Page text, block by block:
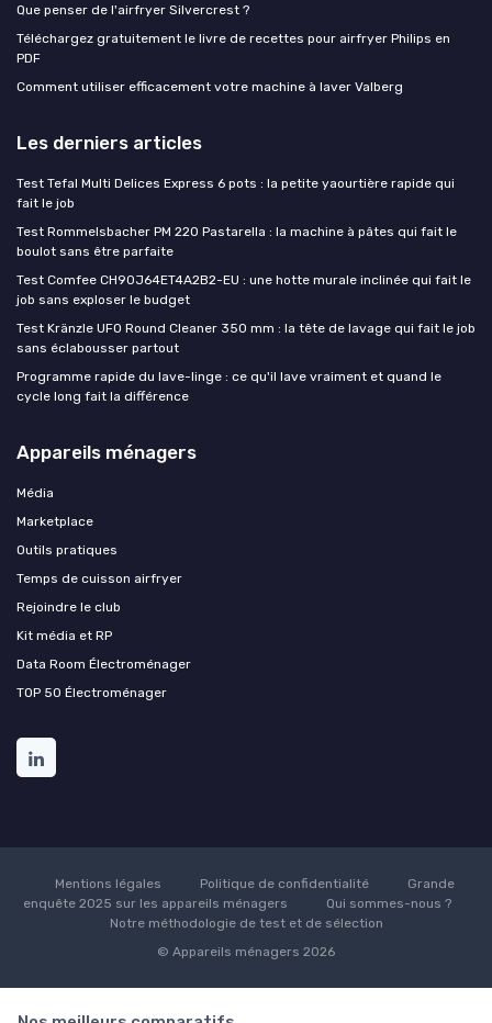
Que penser de l'airfryer Silvercrest ?
Téléchargez gratuitement le livre de recettes pour airfryer Philips en
PDF
Comment utiliser efficacement votre machine à laver Valberg
Les derniers articles
Test Tefal Multi Delices Express 6 pots : la petite yaourtière rapide qui
fait le job
Test Rommelsbacher PM 220 Pastarella : la machine à pâtes qui fait le
boulot sans être parfaite
Test Comfee CH90J64ET4A2B2-EU : une hotte murale inclinée qui fait le
job sans exploser le budget
Test Kränzle UFO Round Cleaner 350 mm : la tête de lavage qui fait le job
sans éclabousser partout
Programme rapide du lave-linge : ce qu'il lave vraiment et quand le
cycle long fait la différence
Appareils ménagers
Média
Marketplace
Outils pratiques
Temps de cuisson airfryer
Rejoindre le club
Kit média et RP
Data Room Électroménager
TOP 50 Électroménager
Mentions légales Politique de confidentialité
Grande
enquête 2025 sur les appareils ménagers
Qui sommes-nous ?
Notre méthodologie de test et de sélection
© Appareils ménagers 2026